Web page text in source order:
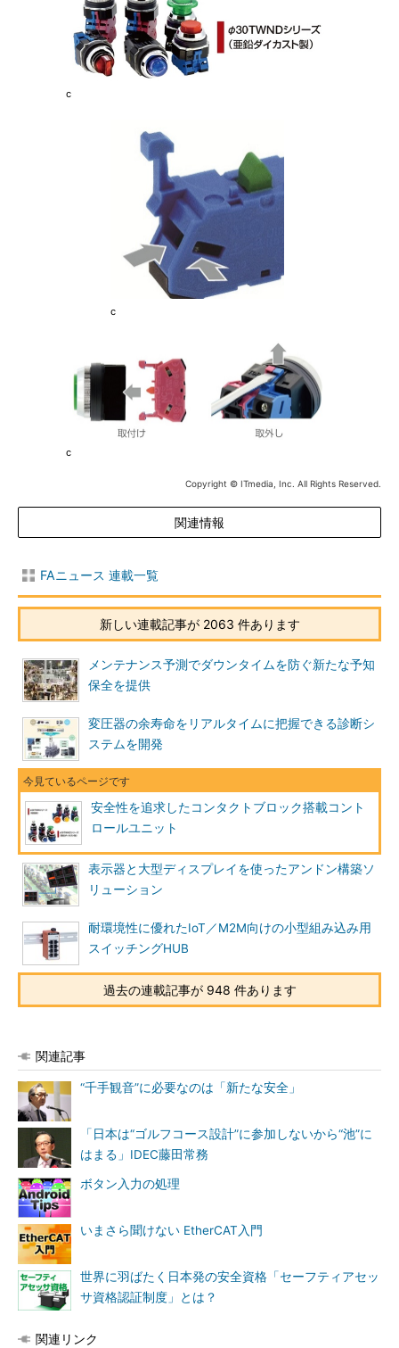
c
c
c
Copyright © ITmedia, Inc. All Rights Reserved.
関連情報
FAニュース 連載一覧
新しい連載記事が 2063 件あります
メンテナンス予測でダウンタイムを防ぐ新たな予知
保全を提供
変圧器の余寿命をリアルタイムに把握できる診断シ
ステムを開発
安全性を追求したコンタクトブロック搭載コント
ロールユニット
表示器と大型ディスプレイを使ったアンドン構築ソ
リューション
耐環境性に優れたIoT／M2M向けの小型組み込み用
スイッチングHUB
過去の連載記事が 948 件あります
関連記事
“千手観音”に必要なのは「新たな安全」
「日本は“ゴルフコース設計”に参加しないから“池”に
はまる」IDEC藤田常務
ボタン入力の処理
いまさら聞けない EtherCAT入門
世界に羽ばたく日本発の安全資格「セーフティアセッ
サ資格認証制度」とは？
関連リンク